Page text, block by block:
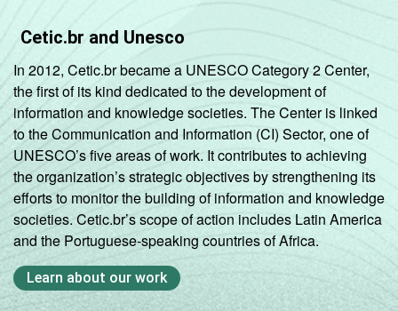
Condição
de
atividade
PEA
Não PEA 81
Fonte: CGI.br/NIC.br, Centro Regional de
Estudos para o Desenvolvimento da
Sociedade da Informação (Cetic.br),
Pesquisa sobre o Uso das Tecnologias de
Informação e Comunicação nos domicílios
brasileiros - TIC Domicílios 2016.
Cetic.br and Unesco
In 2012, Cetic.br became a UNESCO Category 2 Center,
the first of its kind dedicated to the development of
information and knowledge societies. The Center is linked
to the Communication and Information (CI) Sector, one of
UNESCO’s five areas of work. It contributes to achieving
the organization’s strategic objectives by strengthening its
efforts to monitor the building of information and knowledge
societies. Cetic.br’s scope of action includes Latin America
and the Portuguese-speaking countries of Africa.
Learn about our work